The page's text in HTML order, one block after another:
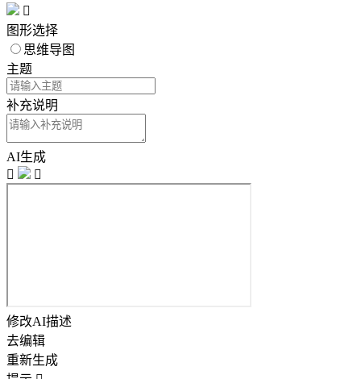

图形选择
思维导图
主题
补充说明
AI生成


修改AI描述
去编辑
重新生成